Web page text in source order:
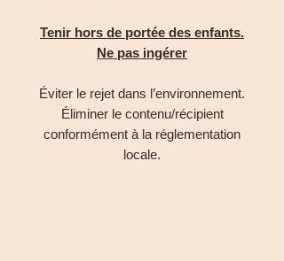
Tenir hors de portée des enfants.
Ne pas ingérer
Éviter le rejet dans l’environnement.
Éliminer le contenu/récipient
conformément à la réglementation
locale.